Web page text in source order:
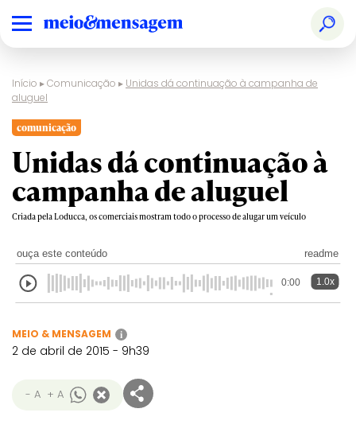
Início ▸Comunicação ▸ Unidas dá continuação à campanha de
aluguel
comunicação
Unidas dá continuação à
campanha de aluguel
Criada pela Loducca, os comerciais mostram todo o processo de alugar um veículo
ouça este conteúdo readme
0:00 1.0x
MEIO & MENSAGEM i
2 de abril de 2015 - 9h39
- A + A